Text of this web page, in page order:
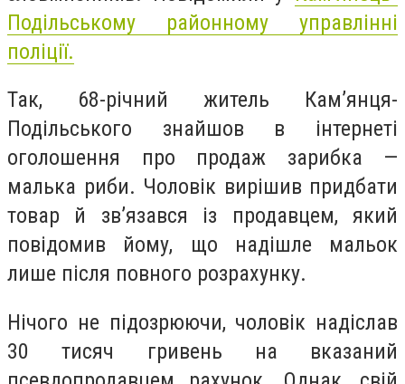
Подільському районному управлінні
поліції.
Так, 68-річний житель Камʼянця-
Подільського знайшов в інтернеті
оголошення про продаж зарибка —
малька риби. Чоловік вирішив придбати
товар й звʼязався із продавцем, який
повідомив йому, що надішле мальок
лише після повного розрахунку.
Нічого не підозрюючи, чоловік надіслав
30 тисяч гривень на вказаний